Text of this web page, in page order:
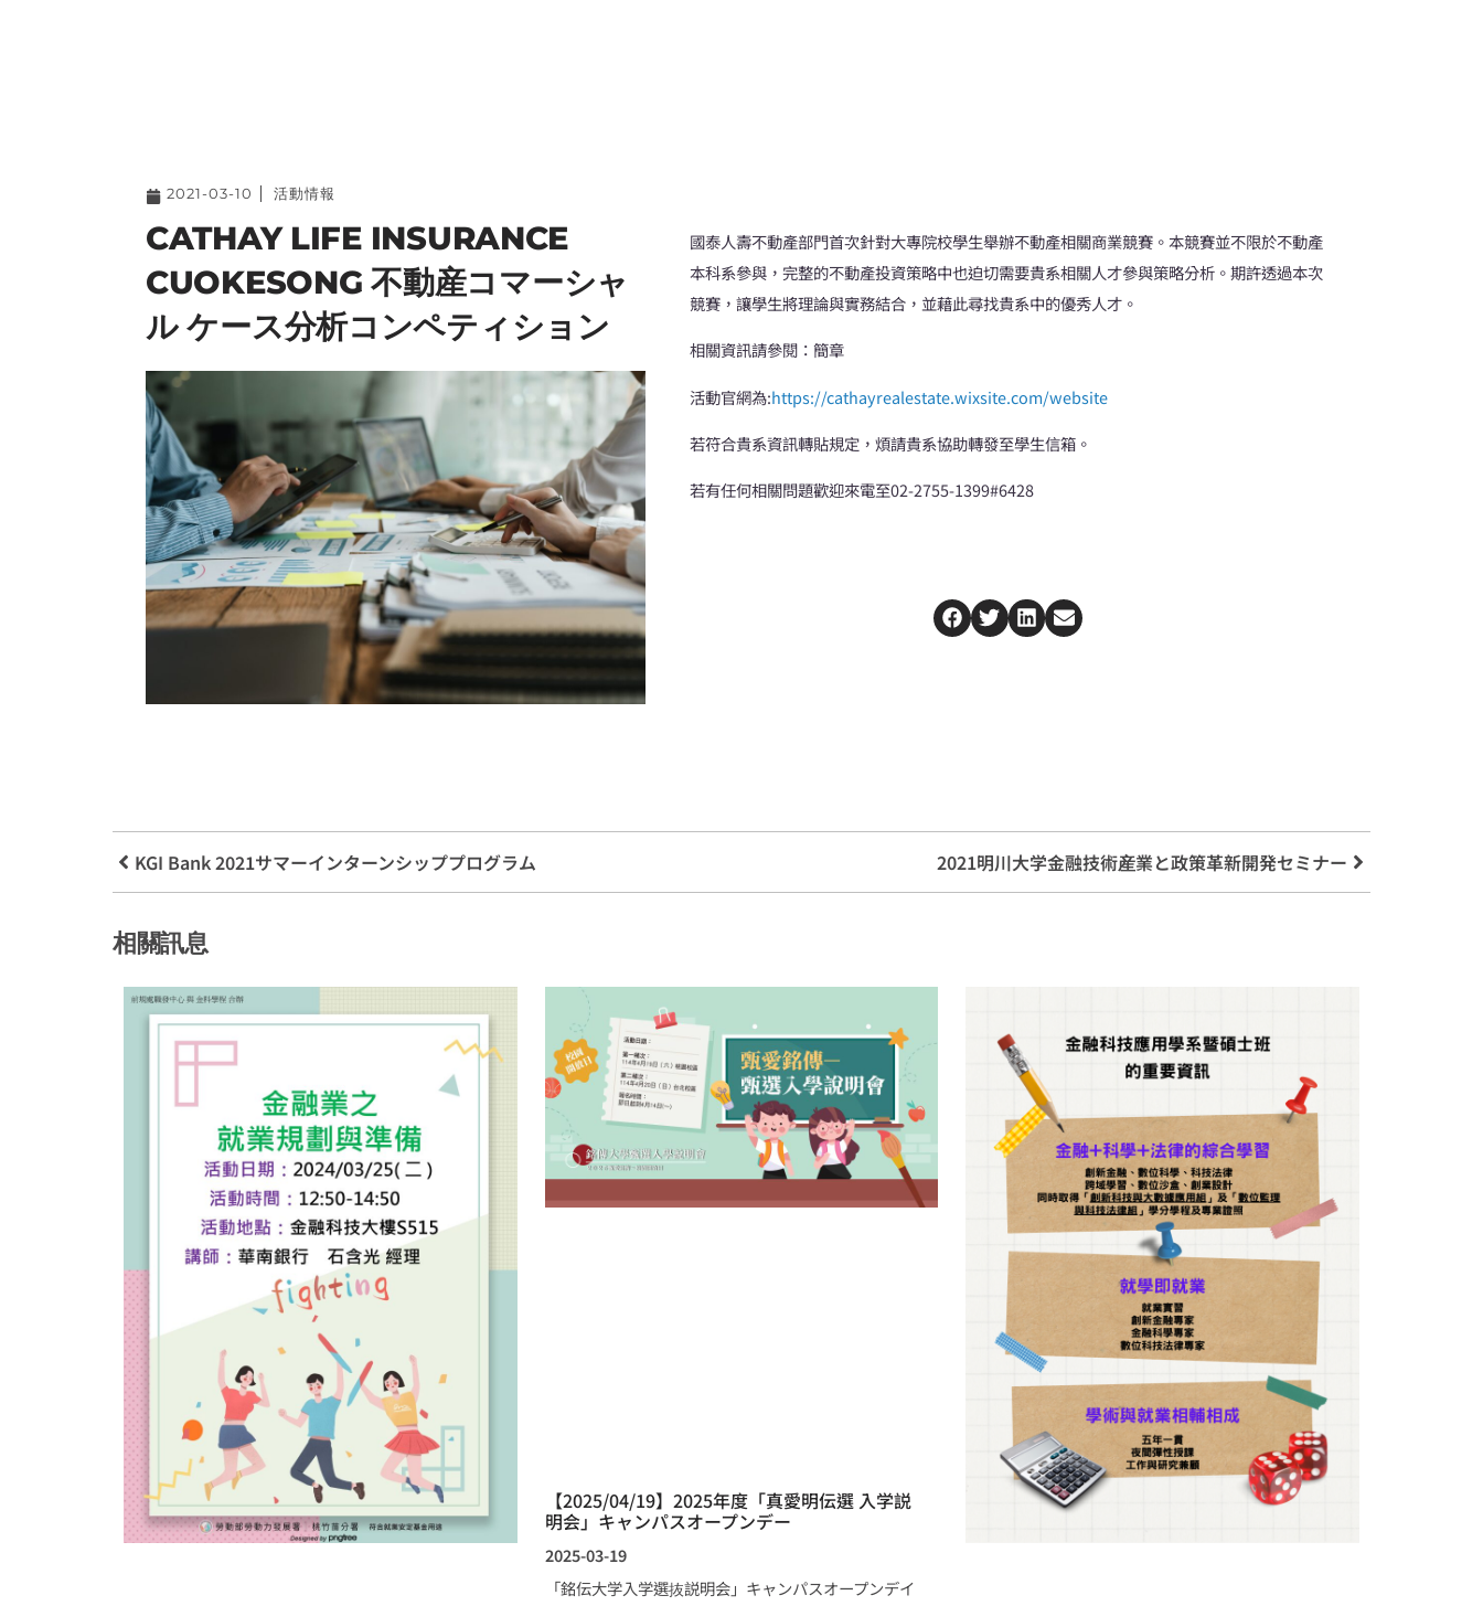
2021-03-10 活動情報
CATHAY LIFE INSURANCE
CUOKESONG 不動産コマーシャ
ル ケース分析コンペティション
國泰人壽不動產部門首次針對大專院校學生舉辦不動產相關商業競賽。本競賽並不限於不動產
本科系參與，完整的不動產投資策略中也迫切需要貴系相關人才參與策略分析。期許透過本次
競賽，讓學生將理論與實務結合，並藉此尋找貴系中的優秀人才。
相關資訊請參閱：簡章
活動官網為:https://cathayrealestate.wixsite.com/website
若符合貴系資訊轉貼規定，煩請貴系協助轉發至學生信箱。
若有任何相關問題歡迎來電至02-2755-1399#6428
KGI Bank 2021サマーインターンシッププログラム 2021明川大学金融技術産業と政策革新開発セミナー
相關訊息
【2025/04/19】2025年度「真愛明伝選 入学説
明会」キャンパスオープンデー
2025-03-19
「銘伝大学入学選抜説明会」キャンパスオープンデイ